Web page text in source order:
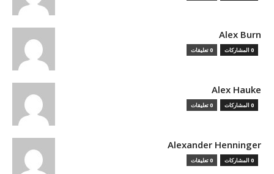
Alex Burn
0 المشاركات 0 تعليقات
Alex Hauke
0 المشاركات 0 تعليقات
Alexander Henninger
0 المشاركات 0 تعليقات